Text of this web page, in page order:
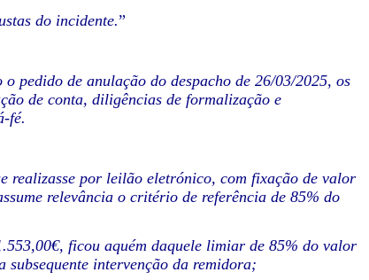
do incidente.”
pedido de anulação do despacho de 26/03/2025, os
de conta, diligências de formalização e
fé.
realizasse por leilão eletrónico, com fixação de valor
relevância o critério de referência de 85% do
ficou aquém daquele limiar de 85% do valor
intervenção da remidora;